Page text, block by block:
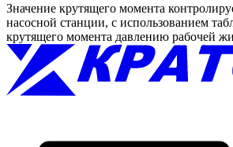
Значение крутящего момента
насосной станции, с использованием
крутящего момента давлению рабочей